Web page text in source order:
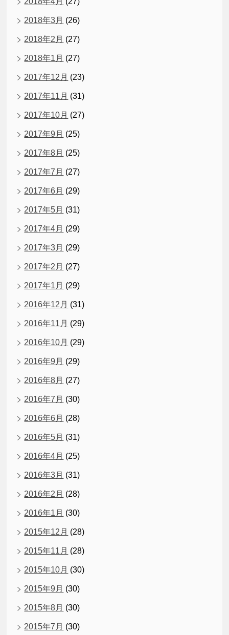
2018年3月 (26)
2018年2月 (27)
2018年1月 (27)
2017年12月 (23)
2017年11月 (31)
2017年10月 (27)
2017年9月 (25)
2017年8月 (25)
2017年7月 (27)
2017年6月 (29)
2017年5月 (31)
2017年4月 (29)
2017年3月 (29)
2017年2月 (27)
2017年1月 (29)
2016年12月 (31)
2016年11月 (29)
2016年10月 (29)
2016年9月 (29)
2016年8月 (27)
2016年7月 (30)
2016年6月 (28)
2016年5月 (31)
2016年4月 (25)
2016年3月 (31)
2016年2月 (28)
2016年1月 (30)
2015年12月 (28)
2015年11月 (28)
2015年10月 (30)
2015年9月 (30)
2015年8月 (30)
2015年7月 (30)